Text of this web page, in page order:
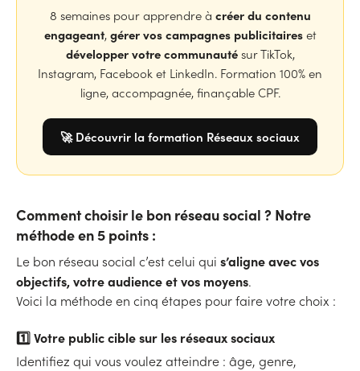
8 semaines pour apprendre à créer du contenu
engageant, gérer vos campagnes publicitaireset
développer votre communautésur TikTok,
Instagram, Facebook et LinkedIn. Formation 100% en
ligne, accompagnée, finançable CPF.
🚀 Découvrir la formation Réseaux sociaux
Comment choisir le bon réseau social ? Notre
méthode en 5 points :
Le bon réseau social c’est celui qui s’aligne avec vos
objectifs, votre audience et vos moyens.
Voici la méthode en cinq étapes pour faire votre choix :
1️⃣Votre public cible sur les réseaux sociaux
Identifiez qui vous voulez atteindre : âge, genre,